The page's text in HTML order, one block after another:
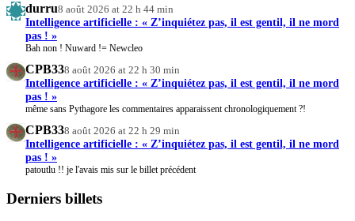
durru8 août 2026 at 22 h 44 min
Intelligence artificielle : « Z’inquiétez pas, il est gentil, il ne mord
pas ! »
Bah non ! Nuward != Newcleo
CPB338 août 2026 at 22 h 30 min
Intelligence artificielle : « Z’inquiétez pas, il est gentil, il ne mord
pas ! »
même sans Pythagore les commentaires apparaissent chronologiquement ?!
CPB338 août 2026 at 22 h 29 min
Intelligence artificielle : « Z’inquiétez pas, il est gentil, il ne mord
pas ! »
patoutlu !! je l'avais mis sur le billet précédent
Derniers billets